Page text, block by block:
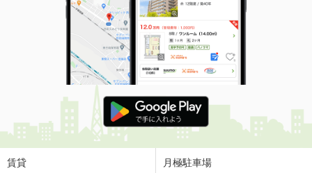
賃貸 月極駐車場